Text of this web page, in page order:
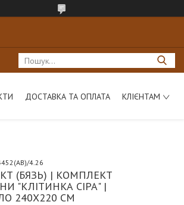
ДОСТАВКА ТА ОПЛАТА КЛІЄНТАМ
(БЯЗЬ) | КОМПЛЕКТ
"КЛІТИНКА СІРА" |
240Х220 СМ
4.26